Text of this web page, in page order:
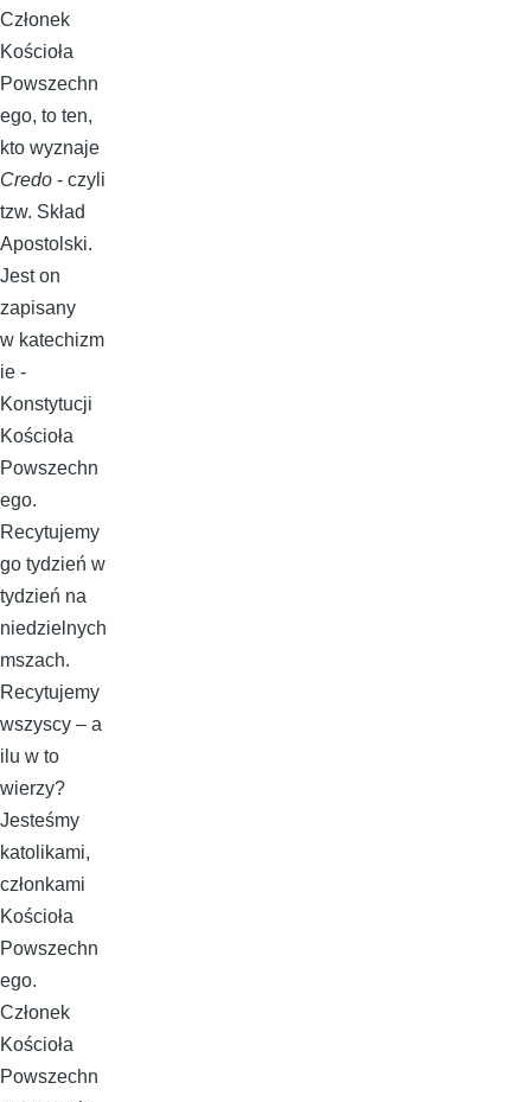
Członek
Kościoła
Powszechn
ego, to ten,
kto wyznaje
Credo - czyli
tzw. Skład
Apostolski.
Jest on
zapisany
w katechizm
ie -
Konstytucji
Kościoła
Powszechn
ego.
Recytujemy
go tydzień w
tydzień na
niedzielnych
mszach.
Recytujemy
wszyscy – a
ilu w to
wierzy?
Jesteśmy
katolikami,
członkami
Kościoła
Powszechn
ego.
Członek
Kościoła
Powszechn